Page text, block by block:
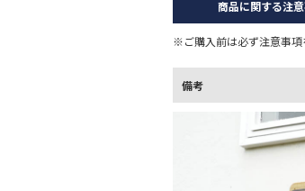
商品に関する注
※ご購入前は必ず注意事項
備考